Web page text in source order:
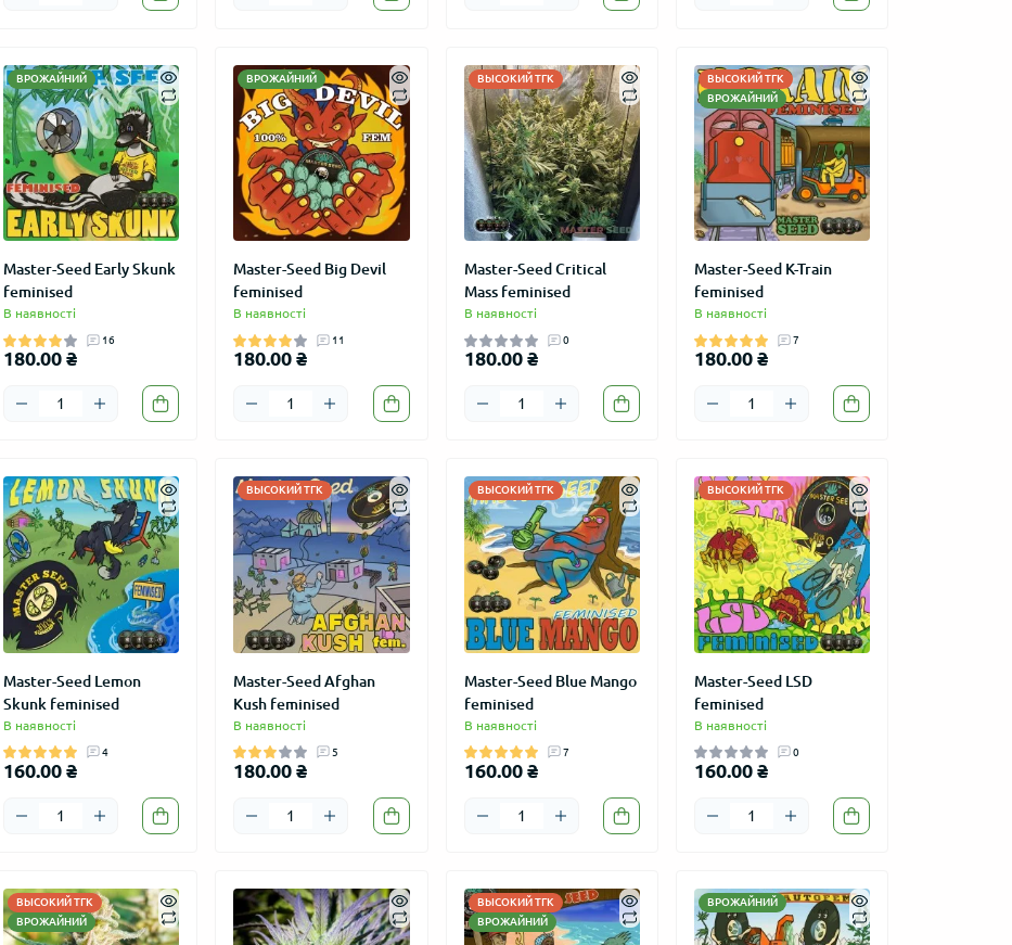
ВРОЖАЙНИЙ
Master-Seed Early Skunk
feminised
В наявності
16
180.00 ₴
ВРОЖАЙНИЙ
Master-Seed Big Devil
feminised
В наявності
11
180.00 ₴
ВЫСОКИЙ ТГК
Master-Seed Critical
Mass feminised
В наявності
0
180.00 ₴
ВЫСОКИЙ ТГК
ВРОЖАЙНИЙ
Master-Seed K-Train
feminised
В наявності
7
180.00 ₴
Master-Seed Lemon
Skunk feminised
В наявності
4
160.00 ₴
ВЫСОКИЙ ТГК
Master-Seed Afghan
Kush feminised
В наявності
5
180.00 ₴
ВЫСОКИЙ ТГК
Master-Seed Blue Mango
feminised
В наявності
7
160.00 ₴
ВЫСОКИЙ ТГК
Master-Seed LSD
feminised
В наявності
0
160.00 ₴
ВЫСОКИЙ ТГК
ВРОЖАЙНИЙ
ВЫСОКИЙ ТГК
ВРОЖАЙНИЙ
ВРОЖАЙНИЙ